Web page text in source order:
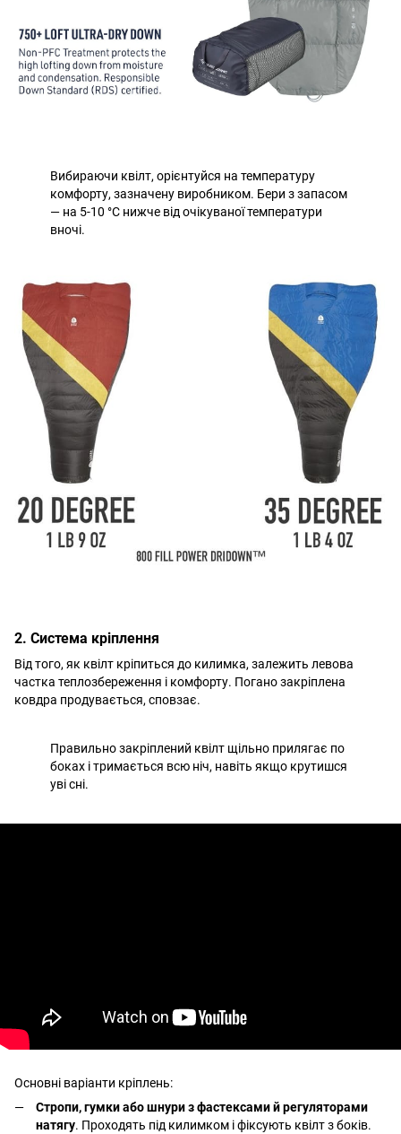
Вибираючи квілт, орієнтуйся на температуру
комфорту, зазначену виробником. Бери з запасом
— на 5-10 °C нижче від очікуваної температури
вночі.
2. Система кріплення
Від того, як квілт кріпиться до килимка, залежить левова
частка теплозбереження і комфорту. Погано закріплена
ковдра продувається, сповзає.
Правильно закріплений квілт щільно прилягає по
боках і тримається всю ніч, навіть якщо крутишся
уві сні.
Основні варіанти кріплень:
Стропи, гумки або шнури з фастексами й регуляторами
натягу. Проходять під килимком і фіксують квілт з боків.